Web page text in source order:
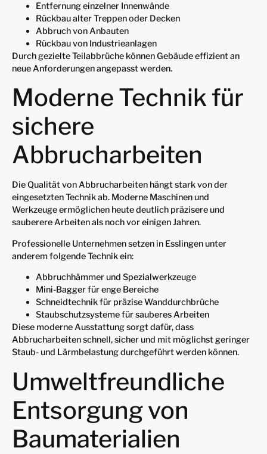
Entfernung einzelner Innenwände
Rückbau alter Treppen oder Decken
Abbruch von Anbauten
Rückbau von Industrieanlagen
Durch gezielte Teilabbrüche können Gebäude effizient an
neue Anforderungen angepasst werden.
Moderne Technik für
sichere
Abbrucharbeiten
Die Qualität von Abbrucharbeiten hängt stark von der
eingesetzten Technik ab. Moderne Maschinen und
Werkzeuge ermöglichen heute deutlich präzisere und
sauberere Arbeiten als noch vor einigen Jahren.
Professionelle Unternehmen setzen in Esslingen unter
anderem folgende Technik ein:
Abbruchhämmer und Spezialwerkzeuge
Mini-Bagger für enge Bereiche
Schneidtechnik für präzise Wanddurchbrüche
Staubschutzsysteme für sauberes Arbeiten
Diese moderne Ausstattung sorgt dafür, dass
Abbrucharbeiten schnell, sicher und mit möglichst geringer
Staub- und Lärmbelastung durchgeführt werden können.
Umweltfreundliche
Entsorgung von
Baumaterialien